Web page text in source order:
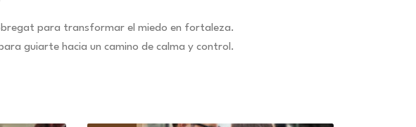
para transformar el miedo en fortaleza.
guiarte hacia un camino de calma y control.